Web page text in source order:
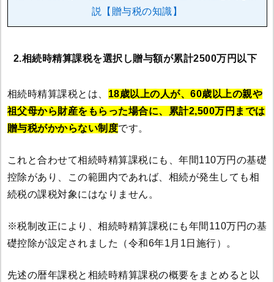
説【贈与税の知識】
2.相続時精算課税を選択し贈与額が累計2500万円以下
相続時精算課税とは、 18歳以上の人が、60歳以上の親や
祖父母から財産をもらった場合に、累計2,500万円までは
贈与税がかからない制度です。
これと合わせて相続時精算課税にも、年間110万円の基礎
控除があり、この範囲内であれば、相続が発生しても相
続税の課税対象にはなりません。
※税制改正により、相続時精算課税にも年間110万円の基
礎控除が設定されました（令和6年1月1日施行）。
先述の暦年課税と相続時精算課税の概要をまとめると以